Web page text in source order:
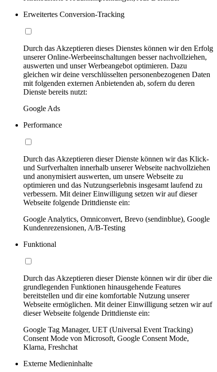
Erweitertes Conversion-Tracking
Durch das Akzeptieren dieses Dienstes können wir den Erfolg
unserer Online-Werbeeinschaltungen besser nachvollziehen,
auswerten und unser Werbeangebot optimieren. Dazu
gleichen wir deine verschlüsselten personenbezogenen Daten
mit folgenden externen Anbietenden ab, sofern du deren
Dienste bereits nutzt:
Google Ads
Performance
Durch das Akzeptieren dieser Dienste können wir das Klick-
und Surfverhalten innerhalb unserer Webseite nachvollziehen
und anonymisiert auswerten, um unsere Webseite zu
optimieren und das Nutzungserlebnis insgesamt laufend zu
verbessern. Mit deiner Einwilligung setzen wir auf dieser
Webseite folgende Drittdienste ein:
Google Analytics, Omniconvert, Brevo (sendinblue), Google
Kundenrezensionen, A/B-Testing
Funktional
Durch das Akzeptieren dieser Dienste können wir dir über die
grundlegenden Funktionen hinausgehende Features
bereitstellen und dir eine komfortable Nutzung unserer
Webseite ermöglichen. Mit deiner Einwilligung setzen wir auf
dieser Webseite folgende Drittdienste ein:
Google Tag Manager, UET (Universal Event Tracking)
Consent Mode von Microsoft, Google Consent Mode,
Klarna, Freshchat
Externe Medieninhalte